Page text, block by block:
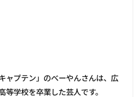
ャプテン」のべーやんさんは、広
等学校を卒業した芸人です。